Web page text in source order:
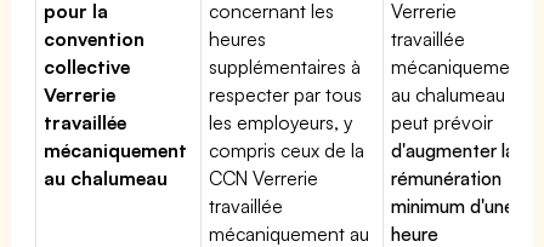
pour la
convention
collective
Verrerie
travaillée
mécaniquement
au chalumeau
concernant les
heures
supplémentaires à
respecter par tous
les employeurs, y
compris ceux de la
CCN Verrerie
travaillée
mécaniquement au
Verrerie
travaillée
mécaniquement
au chalumeau
peut prévoir
d'augmenter la
rémunération
minimum d'une
heure